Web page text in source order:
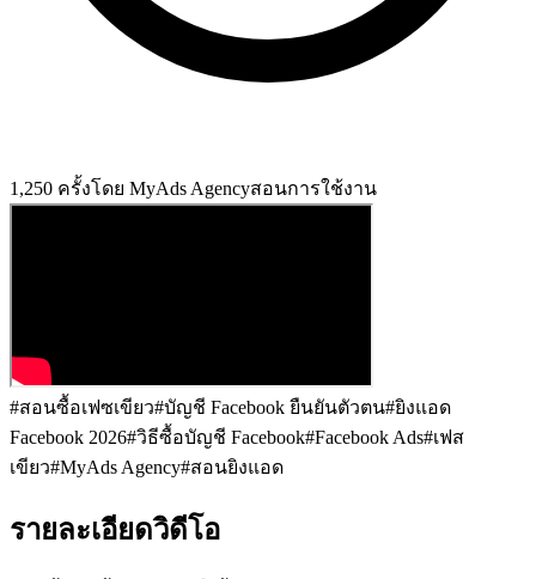
1,250 ครั้งโดย MyAds Agencyสอนการใช้งาน
#สอนซื้อเฟซเขียว#บัญชี Facebook ยืนยันตัวตน#ยิงแอด
Facebook 2026#วิธีซื้อบัญชี Facebook#Facebook Ads#เฟส
เขียว#MyAds Agency#สอนยิงแอด
รายละเอียดวิดีโอ